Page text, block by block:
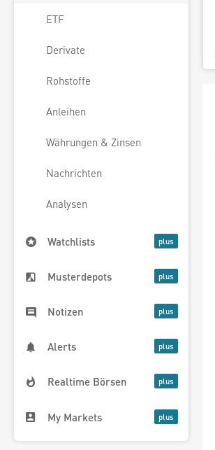
ETF
Derivate
Rohstoffe
Anleihen
Währungen & Zinsen
Nachrichten
Analysen
Watchlists
Musterdepots
Notizen
Alerts
Realtime Börsen
My Markets